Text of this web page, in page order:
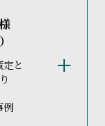
業初の赤字決
をストップし
員に認識して
売上は減少傾
た。自社所有
いわゆる 過剰
り、債務返済
定と
例